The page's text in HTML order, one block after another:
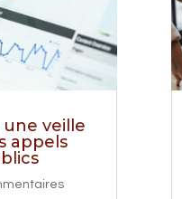
veille
appels